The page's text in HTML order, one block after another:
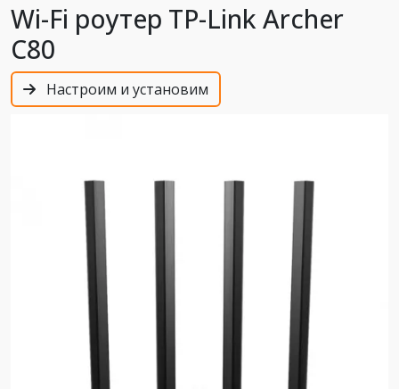
Wi-Fi роутер TP-Link Archer
C80
Настроим и установим